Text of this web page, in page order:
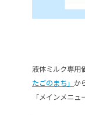
液体ミルク専用
たごのまち」 か
「メインメニ